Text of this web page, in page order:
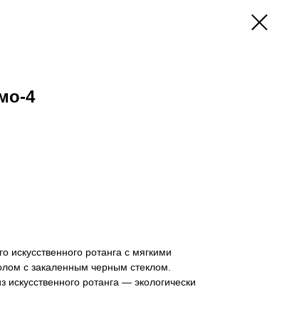
4
искусственного ротанга с мягкими
с закаленным черным стеклом.
ротанга — экологически